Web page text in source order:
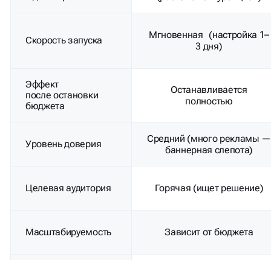
Скорость запуска
Мгновенная (настройка 1–
3 дня)
Эффект
после остановки
бюджета
Останавливается
полностью
Уровень доверия
Средний (много рекламы —
баннерная слепота)
Целевая аудитория Горячая (ищет решение)
Масштабируемость Зависит от бюджета